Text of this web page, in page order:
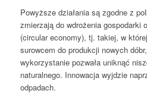
Powyższe działania są zgodne z
zmierzają do wdrożenia gospodarki
(circular economy), tj. takiej, w
surowcem do produkcji nowych
wykorzystanie pozwała uniknąć
naturalnego. Innowacja wyjdzie
odpadach.